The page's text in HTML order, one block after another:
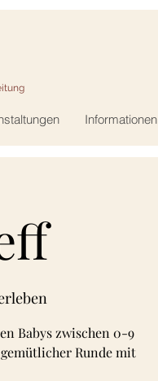
Informationen
Babys zwischen 0-9
Runde mit